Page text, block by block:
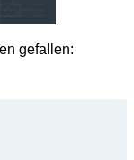
gefallen: